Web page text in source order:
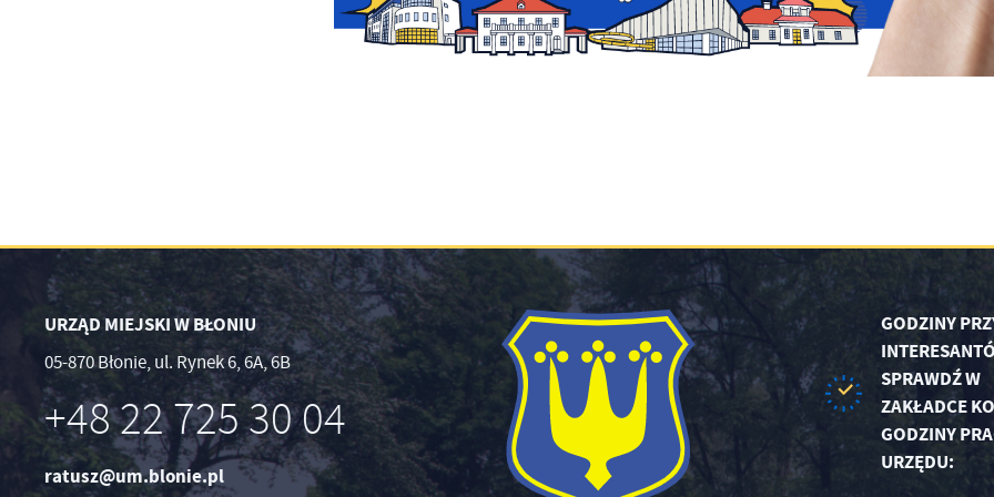
URZĄD MIEJSKI W BŁONIU
05-870 Błonie, ul. Rynek 6, 6A, 6B
+48 22 725 30 04
ratusz@um.blonie.pl
GODZINY
SPRAWDŹ W
ZAKŁADCE
GODZINY
URZĘDU: